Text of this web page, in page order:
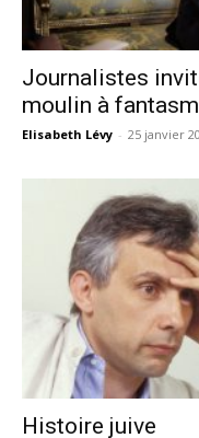
Journalistes
moulin à
Elisabeth Lévy - 25 janvier
Histoire juive